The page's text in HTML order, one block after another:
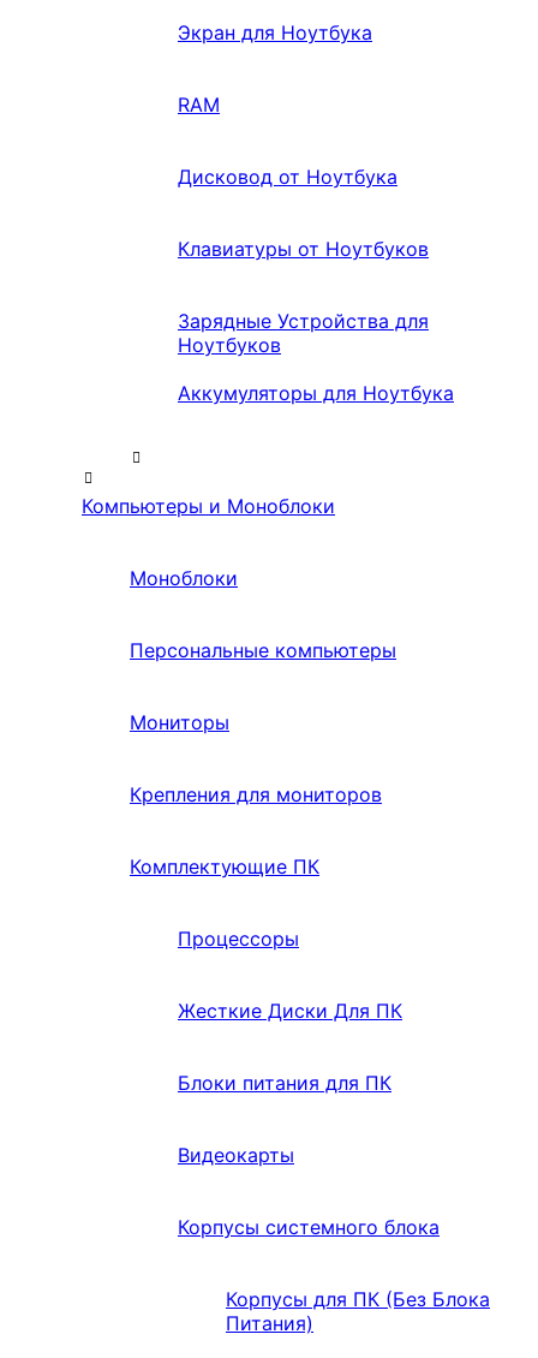
Экран для Ноутбука
RAM
Дисковод от Ноутбука
Клавиатуры от Ноутбуков
Зарядные Устройства для
Ноутбуков
Аккумуляторы для Ноутбука
Компьютеры и Моноблоки
Моноблоки
Персональные компьютеры
Мониторы
Крепления для мониторов
Комплектующие ПК
Процессоры
Жесткие Диски Для ПК
Блоки питания для ПК
Видеокарты
Корпусы системного блока
Корпусы для ПК (Без Блока
Питания)